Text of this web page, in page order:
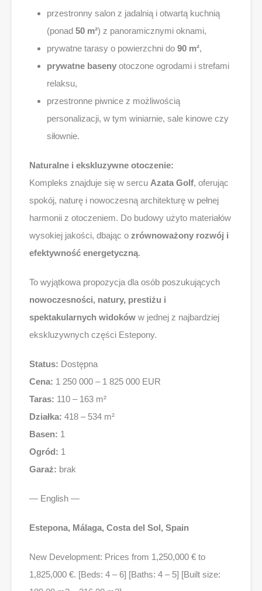
przestronny salon z jadalnią i otwartą kuchnią
(ponad 50 m²) z panoramicznymi oknami,
prywatne tarasy o powierzchni do 90 m²,
prywatne baseny otoczone ogrodami i strefami
relaksu,
przestronne piwnice z możliwością
personalizacji, w tym winiarnie, sale kinowe czy
siłownie.
Naturalne i ekskluzywne otoczenie:
Kompleks znajduje się w sercu Azata Golf, oferując
spokój, naturę i nowoczesną architekturę w pełnej
harmonii z otoczeniem. Do budowy użyto materiałów
wysokiej jakości, dbając o zrównoważony rozwój i
efektywność energetyczną.
To wyjątkowa propozycja dla osób poszukujących
nowoczesności, natury, prestiżu i
spektakularnych widoków w jednej z najbardziej
ekskluzywnych części Estepony.
Status: Dostępna
Cena: 1 250 000 – 1 825 000 EUR
Taras: 110 – 163 m²
Działka: 418 – 534 m²
Basen: 1
Ogród: 1
Garaż: brak
— English —
Estepona, Málaga, Costa del Sol, Spain
New Development: Prices from 1,250,000 € to
1,825,000 €. [Beds: 4 – 6] [Baths: 4 – 5] [Built size: